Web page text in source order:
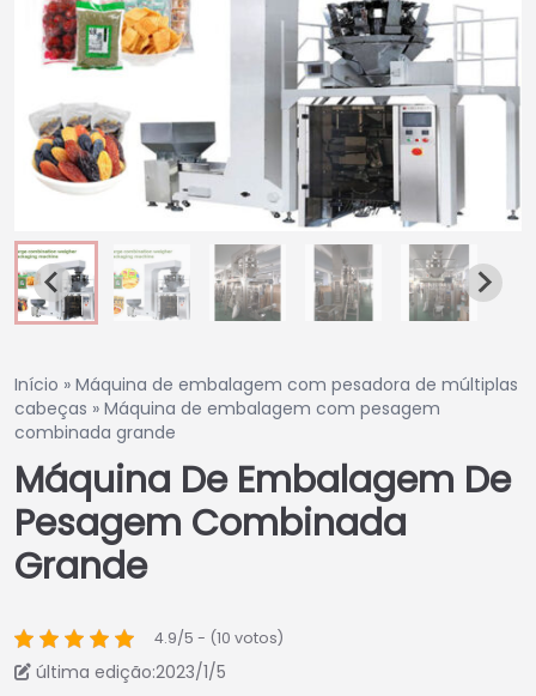
Início » Máquina de embalagem com pesadora de múltiplas
cabeças » Máquina de embalagem com pesagem
combinada grande
Máquina De Embalagem De
Pesagem Combinada
Grande
4.9/5 - (10 votos)
última edição:2023/1/5